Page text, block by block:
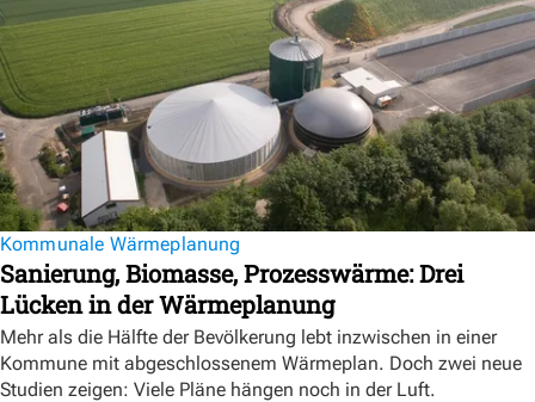
Kommunale Wärmeplanung
Sanierung, Biomasse, Prozesswärme: Drei
Lücken in der Wärmeplanung
Mehr als die Hälfte der Bevölkerung lebt inzwischen in einer
Kommune mit abgeschlossenem Wärmeplan. Doch zwei neue
Studien zeigen: Viele Pläne hängen noch in der Luft.